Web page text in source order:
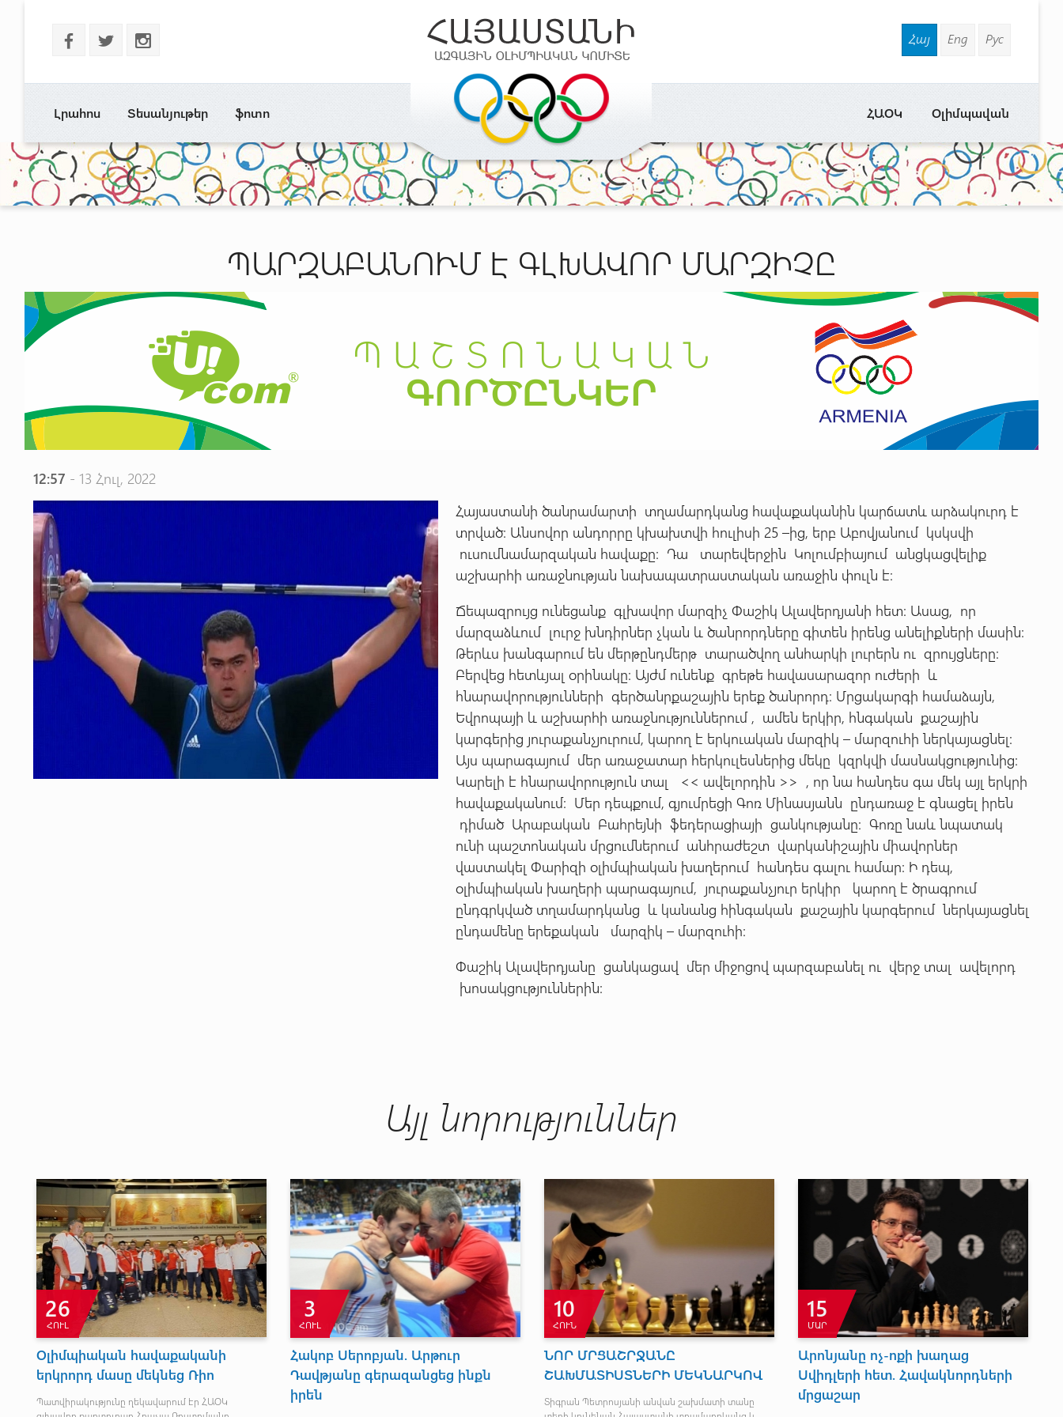
b a x Հայ Eng Рус
Լրահոս Տեսանյութեր ֆոտո Օլիմպավան
ՀԱՕԿ
ՊԱՐԶԱԲԱՆՈՒՄ Է ԳԼԽԱՎՈՐ ՄԱՐԶԻՉԸ
12:57 - 13 Հուլ, 2022
Հայաստանի ծանրամարտի տղամարդկանց հավաքականին կարճատև արձակուրդ է
տրված: Անսովոր անդորրը կխախտվի հուլիսի 25 –ից, երբ Աբովյանում կսկսվի
ուսումնամարզական հավաքը: Դա տարեվերջին Կոլումբիայում անցկացվելիք
աշխարհի առաջնության նախապատրաստական առաջին փուլն է:
Ճեպազրույց ունեցանք գլխավոր մարզիչ Փաշիկ Ալավերդյանի հետ: Ասաց, որ
մարզաձևում լուրջ խնդիրներ չկան և ծանրորդները գիտեն իրենց անելիքների մասին:
Թերևս խանգարում են մերթընդմերթ տարածվող անհարկի լուրերն ու զրույցները:
Բերվեց հետևյալ օրինակը: Այժմ ունենք գրեթե հավասարազոր ուժերի և
հնարավորությունների գերծանրքաշային երեք ծանրորդ: Մրցակարգի համաձայն,
Եվրոպայի և աշխարհի առաջնություններում , ամեն երկիր, հնգական քաշային
կարգերից յուրաքանչյուրում, կարող է երկուական մարզիկ – մարզուհի ներկայացնել:
Այս պարագայում մեր առաջատար հերկուլեսներից մեկը կզրկվի մասնակցությունից:
Կարելի է հնարավորություն տալ << ավելորդին >> , որ նա հանդես գա մեկ այլ երկրի
հավաքականում: Մեր դեպքում, գյումրեցի Գոռ Մինասյանն ընդառաջ է գնացել իրեն
դիմած Արաբական Բահրեյնի ֆեդերացիայի ցանկությանը: Գոռը նաև նպատակ
ունի պաշտոնական մրցումներում անհրաժեշտ վարկանիշային միավորներ
վաստակել Փարիզի օլիմպիական խաղերում հանդես գալու համար: Ի դեպ,
օլիմպիական խաղերի պարագայում, յուրաքանչյուր երկիր կարող է ծրագրում
ընդգրկված տղամարդկանց և կանանց հինգական քաշային կարգերում ներկայացնել
ընդամենը երեքական մարզիկ – մարզուհի:
Փաշիկ Ալավերդյանը ցանկացավ մեր միջոցով պարզաբանել ու վերջ տալ ավելորդ
խոսակցություններին:
Այլ նորություններ
26
ՀՈՒԼ
Օլիմպիական հավաքականի
երկրորդ մասը մեկնեց Ռիո
Պատվիրակությունը ղեկավարում էր ՀԱՕԿ
3
ՀՈՒԼ
Հակոբ Սերոբյան. Արթուր
Դավթյանը գերազանցեց ինքն
իրեն
10
ՀՈՒՆ
ՆՈՐ ՄՐՑԱՇՐՋԱՆԸ
ՇԱԽՄԱՏԻՍՏՆԵՐԻ ՄԵԿՆԱՐԿՈՎ
Տիգրան Պետրոսյանի անվան շախմատի տանը
15
ՄԱՐ
Արոնյանը ոչ-ոքի խաղաց
Սվիդլերի հետ. Հավակնորդների
մրցաշար